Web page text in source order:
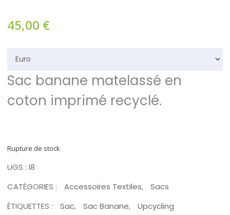
45,00 €
Sac banane matelassé en
coton imprimé recyclé.
Rupture de stock
UGS : I8
CATÉGORIES :
Accessoires Textiles,
Sacs
ÉTIQUETTES :
Sac, Sac Banane, Upcycling